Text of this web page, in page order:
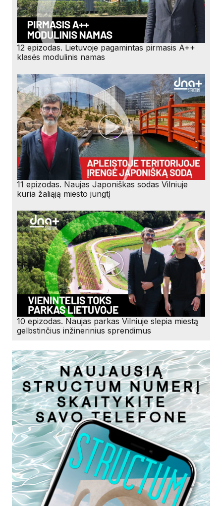
12 epizodas. Lietuvoje pagamintas pirmasis A++
klasės modulinis namas
11 epizodas. Naujas Japoniškas sodas Vilniuje
kuria žaliąją miesto jungtį
10 epizodas. Naujas parkas Vilniuje slepia miestą
gelbstinčius inžinerinius sprendimus